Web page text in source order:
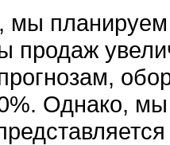
мы
продаж
Однако,